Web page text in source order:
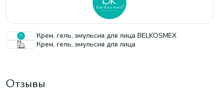
Крем, гель, эмульсия для лица BELKOSMEX
Крем, гель, эмульсия для лица
Отзывы